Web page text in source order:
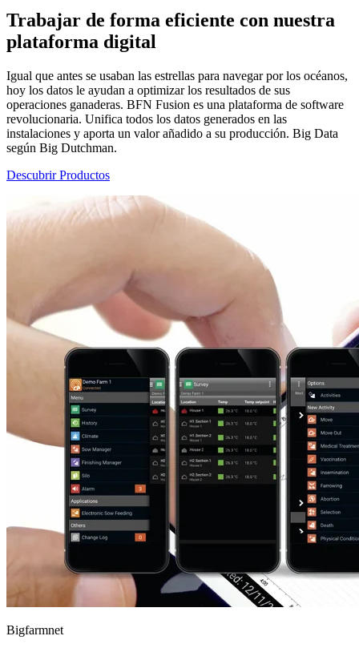
Trabajar de forma eficiente con nuestra
plataforma digital
Igual que antes se usaban las estrellas para navegar por los océanos,
hoy los datos le ayudan a optimizar los resultados de sus
operaciones ganaderas. BFN Fusion es una plataforma de software
revolucionaria. Unifica todos los datos generados en las
instalaciones y aporta un valor añadido a su producción. Big Data
según Big Dutchman.
Descubrir Productos
Bigfarmnet